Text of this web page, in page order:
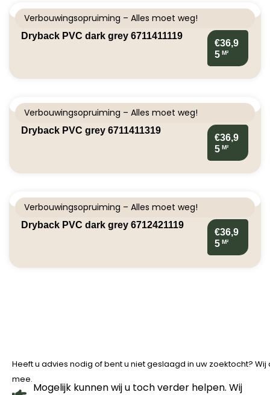
Verbouwingsopruiming – Alles moet weg!
Dryback PVC dark grey 6711411119
€36,9
5 M²
Verbouwingsopruiming – Alles moet weg!
Dryback PVC grey 6711411319
€36,9
5 M²
Verbouwingsopruiming – Alles moet weg!
Dryback PVC dark grey 6712421119
€36,9
5 M²
Heeft u advies nodig of bent u niet geslaagd in uw zoektocht?
mee.
Mogelijk kunnen wij u toch verder helpen. Wij